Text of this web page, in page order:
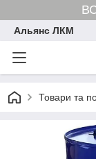
Альянс ЛКМ
Товари та